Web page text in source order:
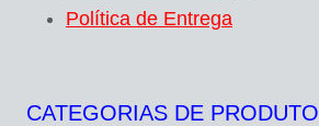
Política de Entrega
CATEGORIAS DE PRODUTO